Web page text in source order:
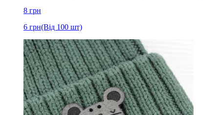
8 грн
6 грн(Від 100 шт)